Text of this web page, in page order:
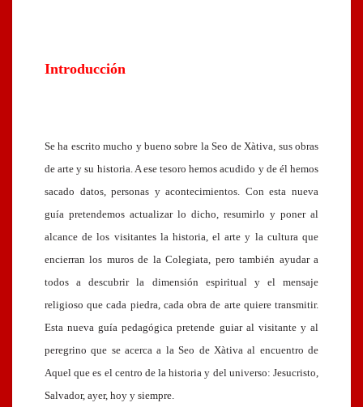
Introducción
Se ha escrito mucho y bueno sobre la Seo de Xàtiva, sus obras
de arte y su historia. A ese tesoro hemos acudido y de él hemos
sacado datos, personas y acontecimientos. Con esta nueva
guía pretendemos actualizar lo dicho, resumirlo y poner al
alcance de los visitantes la historia, el arte y la cultura que
encierran los muros de la Colegiata, pero también ayudar a
todos a descubrir la dimensión espiritual y el mensaje
religioso que cada piedra, cada obra de arte quiere transmitir.
Esta nueva guía pedagógica pretende guiar al visitante y al
peregrino que se acerca a la Seo de Xàtiva al encuentro de
Aquel que es el centro de la historia y del universo: Jesucristo,
Salvador, ayer, hoy y siempre.